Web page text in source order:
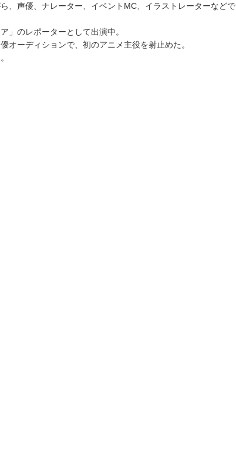
、声優、ナレーター、イベントMC、イラストレーターなどで
」のレポーターとして出演中。
オーディションで、初のアニメ主役を射止めた。